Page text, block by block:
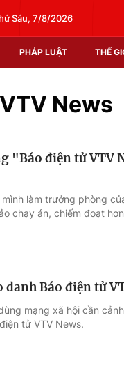
Sáu, 7/8/2026
PHÁP LUẬT THẾ
Xã hội
Thị trường
Góc doanh
News
"Báo điện tử VTV
mình làm trưởng phòng
chạy án, chiếm đoạt
Báo điện tử
mạng xã hội cần
tử VTV News.